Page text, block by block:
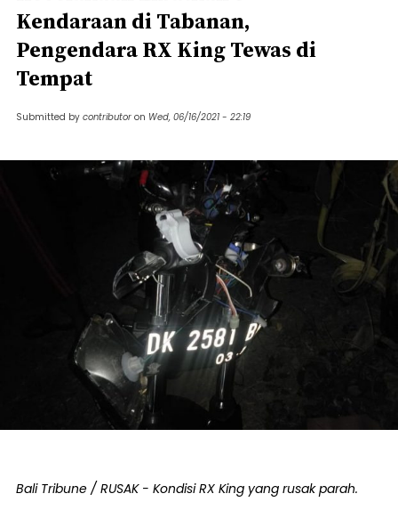
Kendaraan di Tabanan,
Pengendara RX King Tewas di
Tempat
Submitted by contributor on Wed, 06/16/2021 - 22:19
Bali Tribune / RUSAK - Kondisi RX King yang rusak parah.